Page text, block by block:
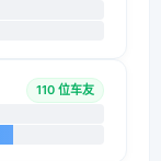
110 位车友